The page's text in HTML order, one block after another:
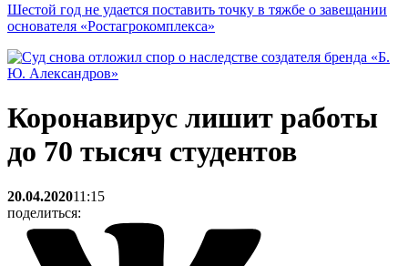
Шестой год не удается поставить точку в тяжбе о завещании
основателя «Ростагрокомплекса»
Коронавирус лишит работы
до 70 тысяч студентов
20.04.202011:15
поделиться: